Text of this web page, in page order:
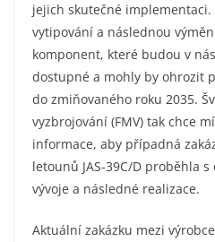
jejich skutečné
vytipování a následnou
komponent, které budou v
dostupné a mohly by ohrozit
do zmiňovaného roku 2035.
vyzbrojování (FMV) tak chce
informace, aby případná
letounů JAS-39C/D proběhla
vývoje a následné realizace.
Aktuální zakázku mezi